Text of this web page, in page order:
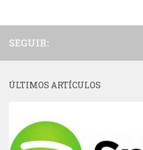
SEGUIR:
ÚLTIMOS ARTÍCULOS